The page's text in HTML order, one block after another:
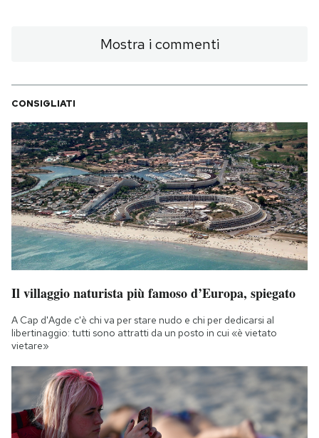
Mostra i commenti
CONSIGLIATI
Il villaggio naturista più famoso d’Europa, spiegato
A Cap d'Agde c'è chi va per stare nudo e chi per dedicarsi al
libertinaggio: tutti sono attratti da un posto in cui «è vietato
vietare»